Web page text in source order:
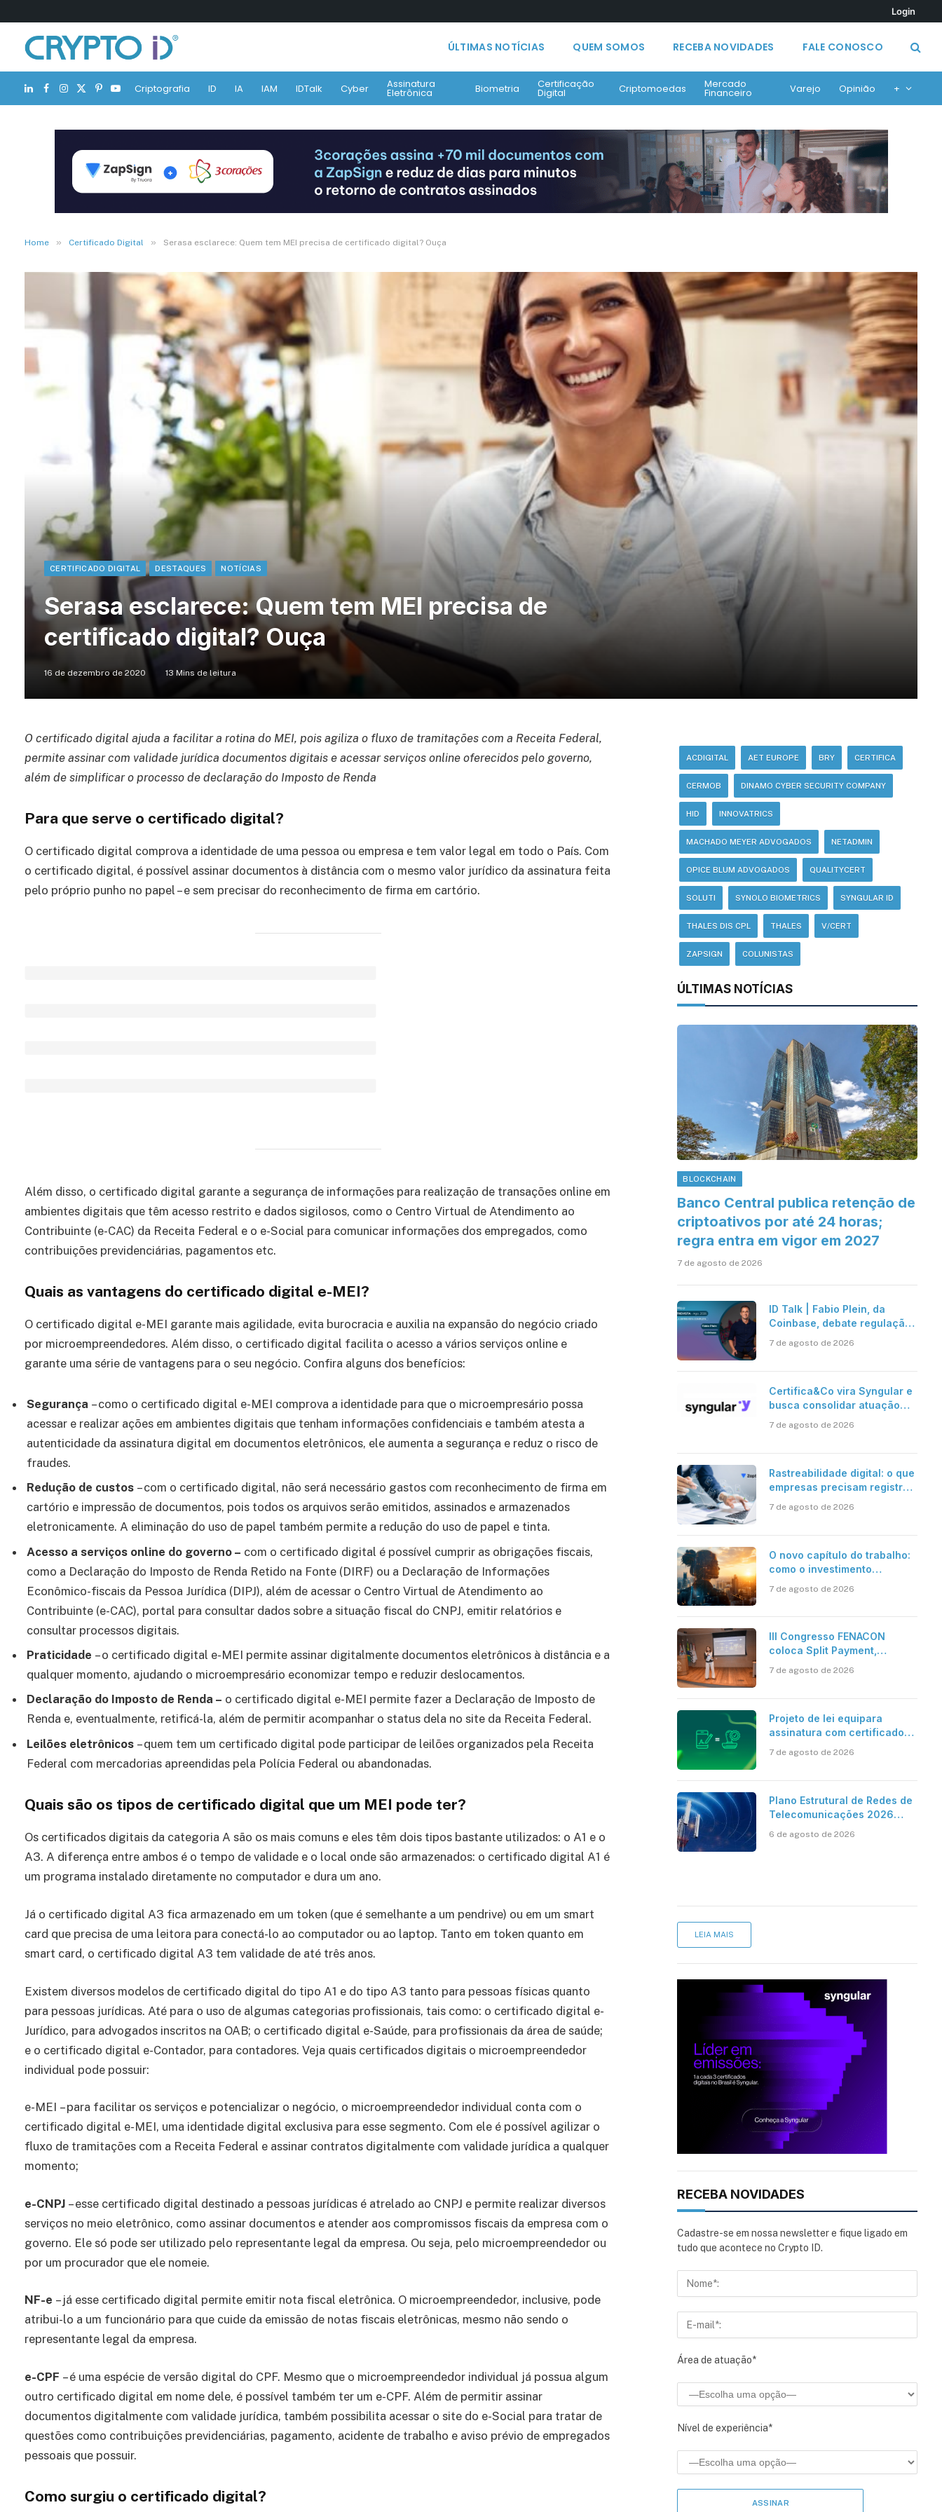
Login
ÚLTIMAS NOTÍCIAS QUEM SOMOS RECEBA NOVIDADES FALE CONOSCO
LinkedIn
Facebook
Instagram
X
(Twitter)
Pinterest
YouTubeCriptografia ID IA IAM IDTalk Cyber Assinatura
Eletrônica Biometria Certificação
Digital Criptomoedas Mercado
Financeiro Varejo Opinião +
Home » Certificado Digital » Serasa esclarece: Quem tem MEI precisa de certificado digital? Ouça
CERTIFICADO DIGITAL DESTAQUES NOTÍCIAS
Serasa esclarece: Quem tem MEI precisa de
certificado digital? Ouça
16 de dezembro de 2020 13 Mins de leitura
O certificado digital ajuda a facilitar a rotina do MEI, pois agiliza o fluxo de tramitações com a Receita Federal,
permite assinar com validade jurídica documentos digitais e acessar serviços online oferecidos pelo governo,
além de simplificar o processo de declaração do Imposto de Renda
Para que serve o certificado digital?
O certificado digital comprova a identidade de uma pessoa ou empresa e tem valor legal em todo o País. Com
o certificado digital, é possível assinar documentos à distância com o mesmo valor jurídico da assinatura feita
pelo próprio punho no papel – e sem precisar do reconhecimento de firma em cartório.
Além disso, o certificado digital garante a segurança de informações para realização de transações online em
ambientes digitais que têm acesso restrito e dados sigilosos, como o Centro Virtual de Atendimento ao
Contribuinte (e-CAC) da Receita Federal e o e-Social para comunicar informações dos empregados, como
contribuições previdenciárias, pagamentos etc.
Quais as vantagens do certificado digital e-MEI?
O certificado digital e-MEI garante mais agilidade, evita burocracia e auxilia na expansão do negócio criado
por microempreendedores. Além disso, o certificado digital facilita o acesso a vários serviços online e
garante uma série de vantagens para o seu negócio. Confira alguns dos benefícios:
Segurança – como o certificado digital e-MEI comprova a identidade para que o microempresário possa
acessar e realizar ações em ambientes digitais que tenham informações confidenciais e também atesta a
autenticidade da assinatura digital em documentos eletrônicos, ele aumenta a segurança e reduz o risco de
fraudes.
Redução de custos – com o certificado digital, não será necessário gastos com reconhecimento de firma em
cartório e impressão de documentos, pois todos os arquivos serão emitidos, assinados e armazenados
eletronicamente. A eliminação do uso de papel também permite a redução do uso de papel e tinta.
Acesso a serviços online do governo – com o certificado digital é possível cumprir as obrigações fiscais,
como a Declaração do Imposto de Renda Retido na Fonte (DIRF) ou a Declaração de Informações
Econômico-fiscais da Pessoa Jurídica (DIPJ), além de acessar o Centro Virtual de Atendimento ao
Contribuinte (e-CAC), portal para consultar dados sobre a situação fiscal do CNPJ, emitir relatórios e
consultar processos digitais.
Praticidade – o certificado digital e-MEI permite assinar digitalmente documentos eletrônicos à distância e a
qualquer momento, ajudando o microempresário economizar tempo e reduzir deslocamentos.
Declaração do Imposto de Renda – o certificado digital e-MEI permite fazer a Declaração de Imposto de
Renda e, eventualmente, retificá-la, além de permitir acompanhar o status dela no site da Receita Federal.
Leilões eletrônicos – quem tem um certificado digital pode participar de leilões organizados pela Receita
Federal com mercadorias apreendidas pela Polícia Federal ou abandonadas.
Quais são os tipos de certificado digital que um MEI pode ter?
Os certificados digitais da categoria A são os mais comuns e eles têm dois tipos bastante utilizados: o A1 e o
A3. A diferença entre ambos é o tempo de validade e o local onde são armazenados: o certificado digital A1 é
um programa instalado diretamente no computador e dura um ano.
Já o certificado digital A3 fica armazenado em um token (que é semelhante a um pendrive) ou em um smart
card que precisa de uma leitora para conectá-lo ao computador ou ao laptop. Tanto em token quanto em
smart card, o certificado digital A3 tem validade de até três anos.
Existem diversos modelos de certificado digital do tipo A1 e do tipo A3 tanto para pessoas físicas quanto
para pessoas jurídicas. Até para o uso de algumas categorias profissionais, tais como: o certificado digital e-
Jurídico, para advogados inscritos na OAB; o certificado digital e-Saúde, para profissionais da área de saúde;
e o certificado digital e-Contador, para contadores. Veja quais certificados digitais o microempreendedor
individual pode possuir:
e-MEI – para facilitar os serviços e potencializar o negócio, o microempreendedor individual conta com o
certificado digital e-MEI, uma identidade digital exclusiva para esse segmento. Com ele é possível agilizar o
fluxo de tramitações com a Receita Federal e assinar contratos digitalmente com validade jurídica a qualquer
momento;
e-CNPJ – esse certificado digital destinado a pessoas jurídicas é atrelado ao CNPJ e permite realizar diversos
serviços no meio eletrônico, como assinar documentos e atender aos compromissos fiscais da empresa com o
governo. Ele só pode ser utilizado pelo representante legal da empresa. Ou seja, pelo microempreendedor ou
por um procurador que ele nomeie.
NF-e – já esse certificado digital permite emitir nota fiscal eletrônica. O microempreendedor, inclusive, pode
atribui-lo a um funcionário para que cuide da emissão de notas fiscais eletrônicas, mesmo não sendo o
representante legal da empresa.
e-CPF – é uma espécie de versão digital do CPF. Mesmo que o microempreendedor individual já possua algum
outro certificado digital em nome dele, é possível também ter um e-CPF. Além de permitir assinar
documentos digitalmente com validade jurídica, também possibilita acessar o site do e-Social para tratar de
questões como contribuições previdenciárias, pagamento, acidente de trabalho e aviso prévio de empregados
pessoais que possuir.
Como surgiu o certificado digital?
ACDIGITAL AET EUROPE BRY CERTIFICA
CERMOB DINAMO CYBER SECURITY COMPANY
HID INNOVATRICS
MACHADO MEYER ADVOGADOS NETADMIN
OPICE BLUM ADVOGADOS QUALITYCERT
SOLUTI SYNOLO BIOMETRICS SYNGULAR ID
THALES DIS CPL THALES V/CERT
ZAPSIGN COLUNISTAS
ÚLTIMAS NOTÍCIAS
BLOCKCHAIN
Banco Central publica retenção de
criptoativos por até 24 horas;
regra entra em vigor em 2027
7 de agosto de 2026
ID Talk | Fabio Plein, da
Coinbase, debate regulação,
7 de agosto de 2026
Certifica&Co vira Syngular e
busca consolidar atuação
7 de agosto de 2026
Rastreabilidade digital: o que
empresas precisam registrar
7 de agosto de 2026
O novo capítulo do trabalho:
como o investimento
científica revela a
7 de agosto de 2026
III Congresso FENACON
coloca Split Payment,
centro dos debates
7 de agosto de 2026
Projeto de lei equipara
assinatura com certificado
reconhecimento de firma em
7 de agosto de 2026
Plano Estrutural de Redes de
Telecomunicações 2026
móvel, mas mantém desafio
6 de agosto de 2026
LEIA MAIS
RECEBA NOVIDADES
Cadastre-se em nossa newsletter e fique ligado em
tudo que acontece no Crypto ID.
Área de atuação*
Nível de experiência*